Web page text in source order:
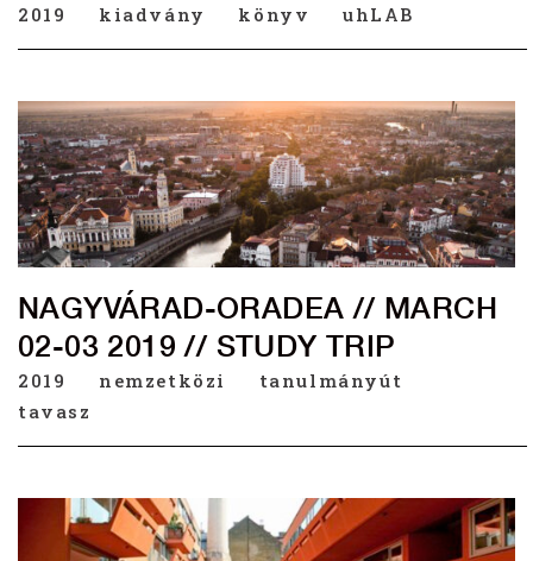
2019 kiadvány könyv uhLAB
NAGYVÁRAD-ORADEA // MARCH
02-03 2019 // STUDY TRIP
2019 nemzetközi
tanulmányút
tavasz